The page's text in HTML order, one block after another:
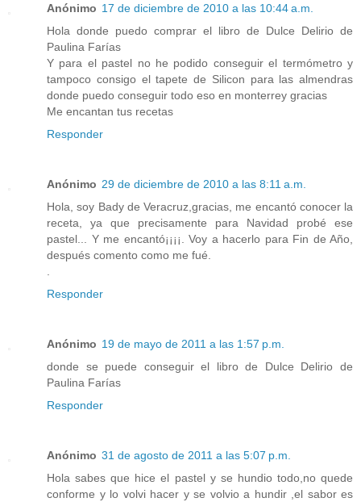
Anónimo 17 de diciembre de 2010 a las 10:44 a.m.
Hola donde puedo comprar el libro de Dulce Delirio de
Paulina Farías
Y para el pastel no he podido conseguir el termómetro y
tampoco consigo el tapete de Silicon para las almendras
donde puedo conseguir todo eso en monterrey gracias
Me encantan tus recetas
Responder
Anónimo 29 de diciembre de 2010 a las 8:11 a.m.
Hola, soy Bady de Veracruz,gracias, me encantó conocer la
receta, ya que precisamente para Navidad probé ese
pastel... Y me encantó¡¡¡¡. Voy a hacerlo para Fin de Año,
después comento como me fué.
Responder
Anónimo 19 de mayo de 2011 a las 1:57 p.m.
donde se puede conseguir el libro de Dulce Delirio de
Paulina Farías
Responder
Anónimo 31 de agosto de 2011 a las 5:07 p.m.
Hola sabes que hice el pastel y se hundio todo,no quede
conforme y lo volvi hacer y se volvio a hundir ,el sabor es